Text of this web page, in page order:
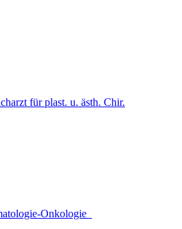
für plast. u. ästh. Chir.
Onkologie